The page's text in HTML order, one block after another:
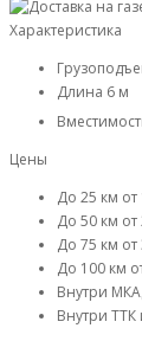
Характеристика
Длина 6 м
Цены
До 25 км
До 50 км
До 75 км
До 100 км
Внутри
Внутри ТТК